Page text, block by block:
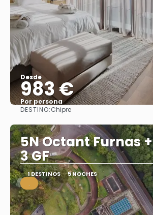
Desde
983 €
Por persona
DESTINO:Chipre
5N Octant Furnas +
3 GF
1 DESTINOS 5 NOCHES
.